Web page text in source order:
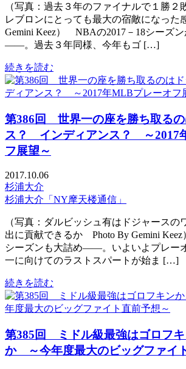
（写真：過去３年のファイナルで１勝２
レブロンにとっても最大の宿敵になっ
Gemini Keez） NBAの2017－18シーズ
——。過去３年同様、今年もゴ […]
続きを読む
第386回 世界一の座を勝ち取るの
ス？ インディアンス？ ～2017
フ展望～
2017.10.06
杉浦大介
杉浦大介「NY摩天楼通信」
（写真：ダルビッシュ有はドジャースの
出に貢献できるか Photo By Gemini
シーズンも大詰め――。いよいよプレー
一に向けてのラストスパートが始ま […]
続きを読む
第385回 ミドル級最強はゴロフキ
か ～今年度最大のビッグファイ